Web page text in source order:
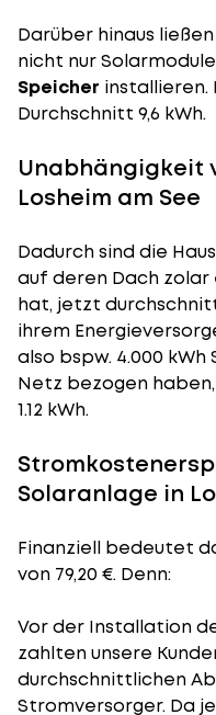
Darüber hinaus ließen
nicht nur
Speicher installieren.
Durchschnitt 9,6 kWh.
Unabhängigkeit
Losheim am See
Dadurch sind die
auf deren Dach
hat, jetzt
ihrem
also bspw. 4.000
Netz bezogen
1.12 kWh.
Solaranlage in
Finanziell bedeutet
von 79,20 €. Denn:
Vor der Installation
zahlten unsere
durchschnittlichen
Stromversorger. Da